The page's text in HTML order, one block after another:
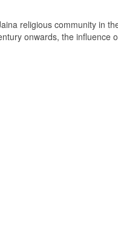
religious community in
onwards, the influence